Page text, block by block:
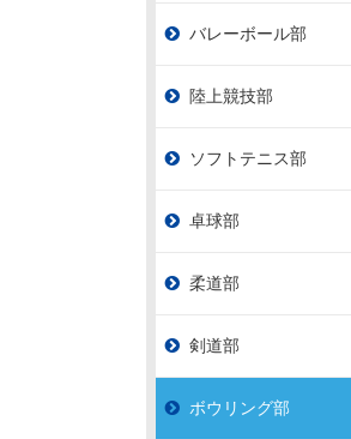
バレーボール部
陸上競技部
ソフトテニス部
卓球部
柔道部
剣道部
ボウリング部